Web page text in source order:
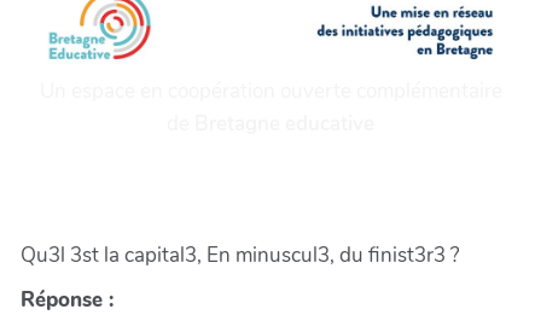
Qu3l 3st la capital3, En minuscul3, du finist3r3 ?
Réponse :